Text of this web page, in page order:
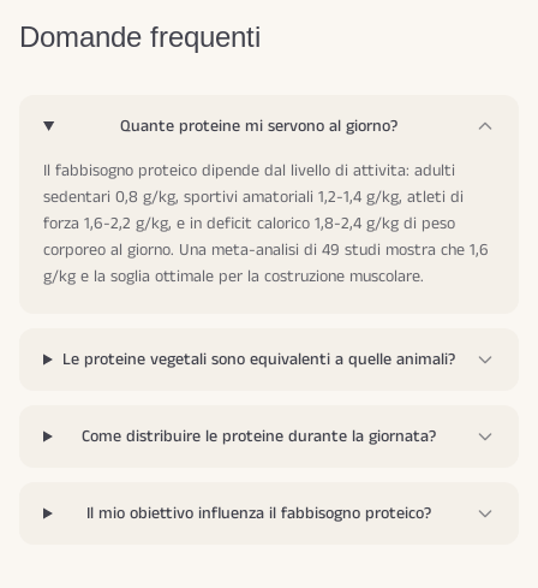
Domande frequenti
Quante proteine mi servono al giorno?
Il fabbisogno proteico dipende dal livello di attivita: adulti
sedentari 0,8 g/kg, sportivi amatoriali 1,2-1,4 g/kg, atleti di
forza 1,6-2,2 g/kg, e in deficit calorico 1,8-2,4 g/kg di peso
corporeo al giorno. Una meta-analisi di 49 studi mostra che 1,6
g/kg e la soglia ottimale per la costruzione muscolare.
Le proteine vegetali sono equivalenti a quelle animali?
Come distribuire le proteine durante la giornata?
Il mio obiettivo influenza il fabbisogno proteico?